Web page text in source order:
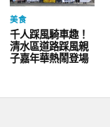
美食
千人踩風騎車趣！
清水區道路踩風親
子嘉年華熱鬧登場